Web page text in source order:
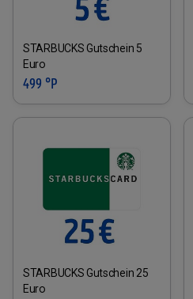
STARBUCKS Gutschein 5
Euro
499 °P
STARBUCKS Gutschein 25
Euro